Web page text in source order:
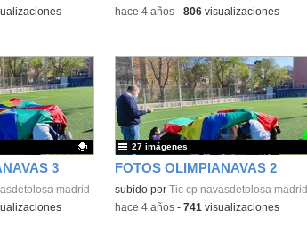
-hace 4 años- 806visualizaciones
3
madrid
FOTOS OLIMPIANAVAS 2
subido por Tic cp navasdetolosa madrid
27 imágenes
-hace 4 años- 741 visualizaciones